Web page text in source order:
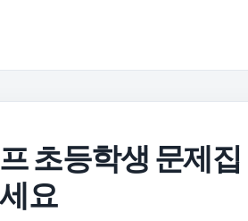
초등학생 문제집
요